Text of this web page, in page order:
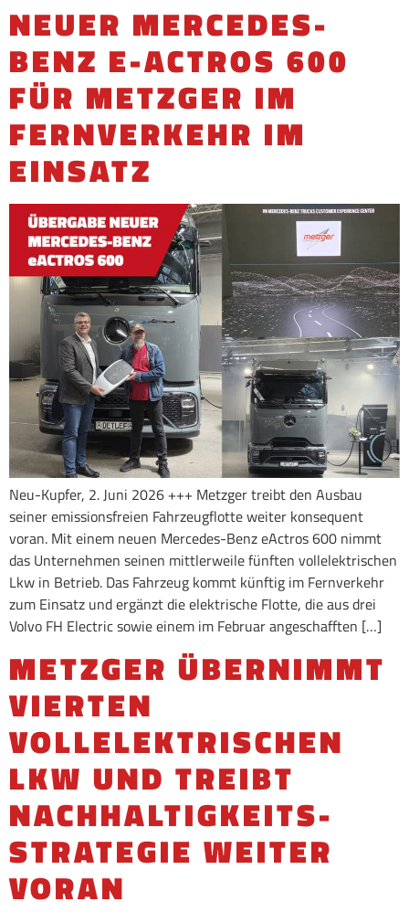
NEUER MERCEDES-
BENZ E-ACTROS 600
FÜR METZGER IM
FERNVERKEHR IM
EINSATZ
Neu-Kupfer, 2. Juni 2026 +++ Metzger treibt den Ausbau
seiner emissionsfreien Fahrzeugflotte weiter konsequent
voran. Mit einem neuen Mercedes-Benz eActros 600 nimmt
das Unternehmen seinen mittlerweile fünften vollelektrischen
Lkw in Betrieb. Das Fahrzeug kommt künftig im Fernverkehr
zum Einsatz und ergänzt die elektrische Flotte, die aus drei
Volvo FH Electric sowie einem im Februar angeschafften […]
METZGER ÜBERNIMMT
VIERTEN
VOLLELEKTRISCHEN
LKW UND TREIBT
NACHHALTIGKEITS-
STRATEGIE WEITER
VORAN